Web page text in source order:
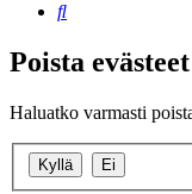
Etsi
Poista evästeet
Haluatko varmasti